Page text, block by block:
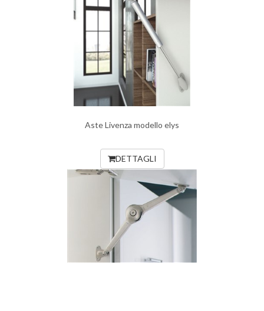
Aste Livenza modello elys
DETTAGLI